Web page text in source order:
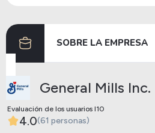
SOBRE LA EMPRESA
General Mills Inc.
Evaluación de los usuarios I10
4.0(61 personas)